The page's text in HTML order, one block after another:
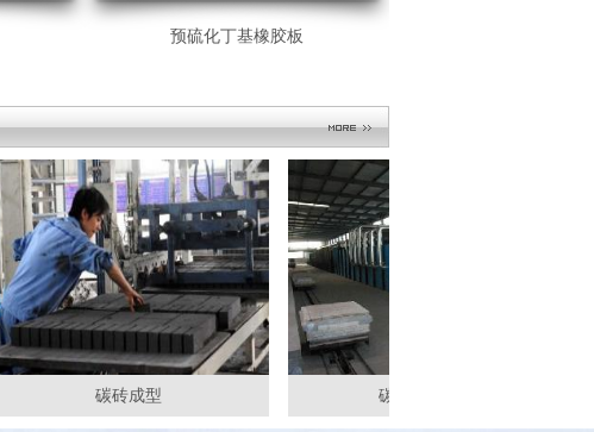
预硫化丁基橡胶板
石墨粉
碳砖成型 碳砖电窑烘干